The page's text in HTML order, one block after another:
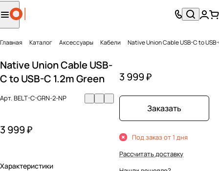
Главная Каталог Аксесcуары Кабели Native Union Cable USB-C to
Native Union Cable USB-
C to USB-C 1.2m Green
Арт.BELT-C-GRN-2-NP
3 999 ₽
Характеристики
3 999 ₽
Заказать
Под заказ от 1 дня
Рассчитать доставку